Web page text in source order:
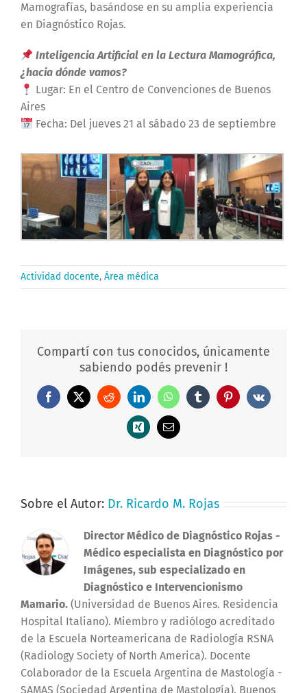
Mamografías, basándose en su amplia experiencia
en Diagnóstico Rojas.
Inteligencia Artificial en la Lectura Mamográfica,
¿hacia dónde vamos?
Lugar: En el Centro de Convenciones de Buenos
Aires
Fecha: Del jueves 21 al sábado 23 de septiembre
Actividad docente, Área médica
Compartí con tus conocidos, únicamente
sabiendo podés prevenir !
Facebook
X RedditLinkedInWhatsAppTumblrPinterestVk
Xing
Correo
Sobre el Autor: Dr. Ricardo M. Rojas
Director Médico de Diagnóstico Rojas -
Médico especialista en Diagnóstico por
Imágenes, sub especializado en
Diagnóstico e Intervencionismo
Mamario. (Universidad de Buenos Aires. Residencia
Hospital Italiano). Miembro y radiólogo acreditado
de la Escuela Norteamericana de Radiología RSNA
(Radiology Society of North America). Docente
Colaborador de la Escuela Argentina de Mastología -
SAMAS (Sociedad Argentina de Mastología). Buenos